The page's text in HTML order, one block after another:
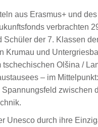
aus Erasmus+ und
verbrachten
Schüler der 7. Klassen
Krumau und
tschechischen Olšina /
– im
Spannungsfeld zwischen
Unesco durch ihre